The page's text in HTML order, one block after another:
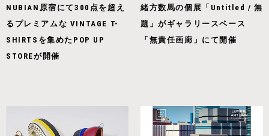
NUBIAN原宿にて300点を超え
るプレミアムな VINTAGE T-
SHIRTSを集めたPOP UP
STOREが開催
緒方数馬の個展「Untitled / 無
題」がギャラリースペース
「無責任画廊」にて開催